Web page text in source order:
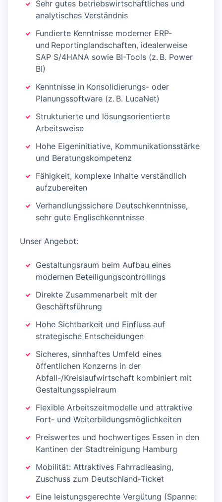
Sehr gutes betriebswirtschaftliches und
analytisches Verständnis
Fundierte Kenntnisse moderner ERP-
und Reportinglandschaften, idealerweise
SAP S/4HANA sowie BI-Tools (z. B. Power
BI)
Kenntnisse in Konsolidierungs- oder
Planungssoftware (z. B. LucaNet)
Strukturierte und lösungsorientierte
Arbeitsweise
Hohe Eigeninitiative, Kommunikationsstärke
und Beratungskompetenz
Fähigkeit, komplexe Inhalte verständlich
aufzubereiten
Verhandlungssichere Deutschkenntnisse,
sehr gute Englischkenntnisse
Unser Angebot:
Gestaltungsraum beim Aufbau eines
modernen Beteiligungscontrollings
Direkte Zusammenarbeit mit der
Geschäftsführung
Hohe Sichtbarkeit und Einfluss auf
strategische Entscheidungen
Sicheres, sinnhaftes Umfeld eines
öffentlichen Konzerns in der
Abfall-/Kreislaufwirtschaft kombiniert mit
Gestaltungsspielraum
Flexible Arbeitszeitmodelle und attraktive
Fort- und Weiterbildungsmöglichkeiten
Preiswertes und hochwertiges Essen in den
Kantinen der Stadtreinigung Hamburg
Mobilität: Attraktives Fahrradleasing,
Zuschuss zum Deutschland-Ticket
Eine leistungsgerechte Vergütung (Spanne: